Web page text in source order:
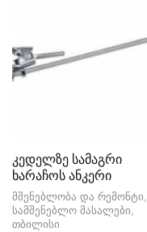
კედელზე სამაგრი
ხარაჩოს ანკერი
მშენებლობა და რემონტი,
სამშენებლო მასალები
თბილისი